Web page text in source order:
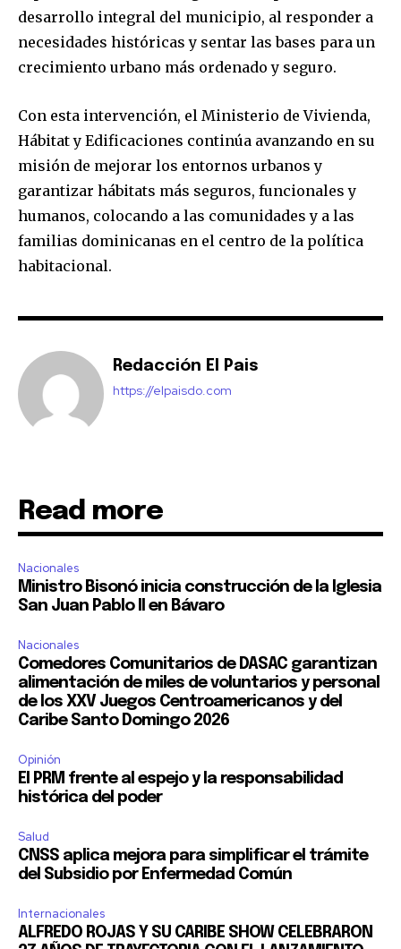
desarrollo integral del municipio, al responder a
necesidades históricas y sentar las bases para un
crecimiento urbano más ordenado y seguro.
Con esta intervención, el Ministerio de Vivienda,
Hábitat y Edificaciones continúa avanzando en su
misión de mejorar los entornos urbanos y
garantizar hábitats más seguros, funcionales y
humanos, colocando a las comunidades y a las
familias dominicanas en el centro de la política
habitacional.
Redacción El Pais
https://elpaisdo.com
Read more
Nacionales
Ministro Bisonó inicia construcción de la Iglesia
San Juan Pablo II en Bávaro
Nacionales
Comedores Comunitarios de DASAC garantizan
alimentación de miles de voluntarios y personal
de los XXV Juegos Centroamericanos y del
Caribe Santo Domingo 2026
Opinión
El PRM frente al espejo y la responsabilidad
histórica del poder
Salud
CNSS aplica mejora para simplificar el trámite
del Subsidio por Enfermedad Común
Internacionales
ALFREDO ROJAS Y SU CARIBE SHOW CELEBRARON